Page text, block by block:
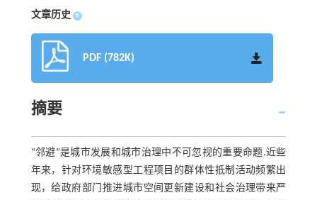
文章历史 +
PDF (782K)
摘要
“邻避”是城市发展和城市治理中不可忽视的重要命题.近些
年来，针对环境敏感型工程项目的群体性抵制活动频繁出
现，给政府部门推进城市空间更新建设和社会治理带来严